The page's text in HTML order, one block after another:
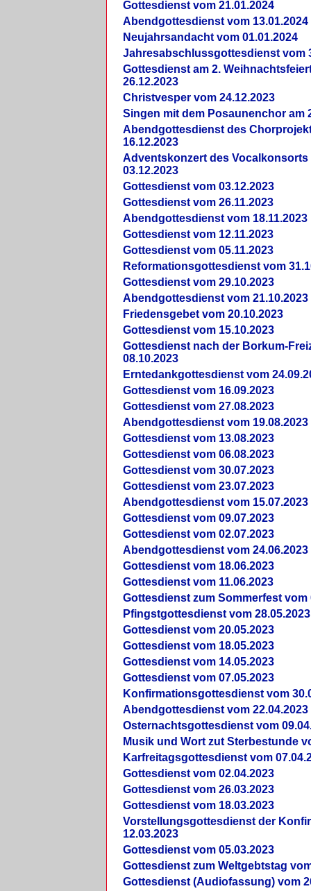
Gottesdienst vom 21.01.2024
Abendgottesdienst vom 13.01.2024
Neujahrsandacht vom 01.01.2024
Jahresabschlussgottesdienst vom
Gottesdienst am 2.
26.12.2023
Christvesper vom 24.12.2023
Singen mit dem Posaunenchor am
Abendgottesdienst des
16.12.2023
Adventskonzert des Vocalkonsorts
03.12.2023
Gottesdienst vom 03.12.2023
Gottesdienst vom 26.11.2023
Abendgottesdienst vom 18.11.2023
Gottesdienst vom 12.11.2023
Gottesdienst vom 05.11.2023
Reformationsgottesdienst vom
Gottesdienst vom 29.10.2023
Abendgottesdienst vom 21.10.2023
Friedensgebet vom 20.10.2023
Gottesdienst vom 15.10.2023
Gottesdienst nach der Borkum-
08.10.2023
Erntedankgottesdienst vom
Gottesdienst vom 16.09.2023
Gottesdienst vom 27.08.2023
Abendgottesdienst vom 19.08.2023
Gottesdienst vom 13.08.2023
Gottesdienst vom 06.08.2023
Gottesdienst vom 30.07.2023
Gottesdienst vom 23.07.2023
Abendgottesdienst vom 15.07.2023
Gottesdienst vom 09.07.2023
Gottesdienst vom 02.07.2023
Abendgottesdienst vom 24.06.2023
Gottesdienst vom 18.06.2023
Gottesdienst vom 11.06.2023
Gottesdienst zum Sommerfest vom
Pfingstgottesdienst vom 28.05.2023
Gottesdienst vom 20.05.2023
Gottesdienst vom 18.05.2023
Gottesdienst vom 14.05.2023
Gottesdienst vom 07.05.2023
Konfirmationsgottesdienst vom
Abendgottesdienst vom 22.04.2023
Osternachtsgottesdienst vom
Musik und Wort zut Sterbestunde
Karfreitagsgottesdienst vom
Gottesdienst vom 02.04.2023
Gottesdienst vom 26.03.2023
Gottesdienst vom 18.03.2023
Vorstellungsgottesdienst der
12.03.2023
Gottesdienst vom 05.03.2023
Gottesdienst zum Weltgebtstag
Gottesdienst (Audiofassung) vom